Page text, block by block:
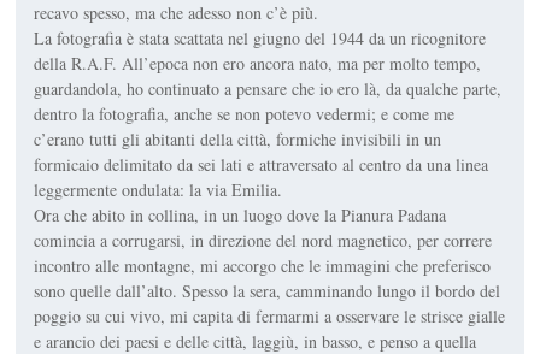
recavo spesso, ma che adesso non c’è più.
La fotografia è stata scattata nel giugno del 1944 da un ricognitore
della R.A.F. All’epoca non ero ancora nato, ma per molto tempo,
guardandola, ho continuato a pensare che io ero là, da qualche parte,
dentro la fotografia, anche se non potevo vedermi; e come me
c’erano tutti gli abitanti della città, formiche invisibili in un
formicaio delimitato da sei lati e attraversato al centro da una linea
leggermente ondulata: la via Emilia.
Ora che abito in collina, in un luogo dove la Pianura Padana
comincia a corrugarsi, in direzione del nord magnetico, per correre
incontro alle montagne, mi accorgo che le immagini che preferisco
sono quelle dall’alto. Spesso la sera, camminando lungo il bordo del
poggio su cui vivo, mi capita di fermarmi a osservare le strisce gialle
e arancio dei paesi e delle città, laggiù, in basso, e penso a quella